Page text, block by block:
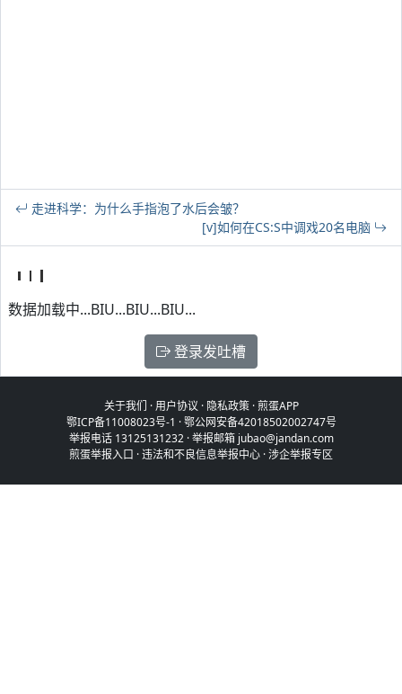
走进科学：为什么手指泡了水后会皱？
[v]如何在CS:S中调戏20名电脑
数据加载中...BIU...BIU...BIU...
登录发吐槽
关于我们 ·用户协议 · 隐私政策·煎蛋APP
鄂ICP备11008023号-1 ·鄂公网安备42018502002747号
举报电话 13125131232 · 举报邮箱 jubao@jandan.com
煎蛋举报入口 ·违法和不良信息举报中心 ·涉企举报专区